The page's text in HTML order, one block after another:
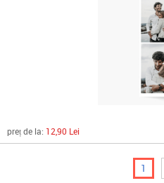
preț de la: 12,90 Lei
1